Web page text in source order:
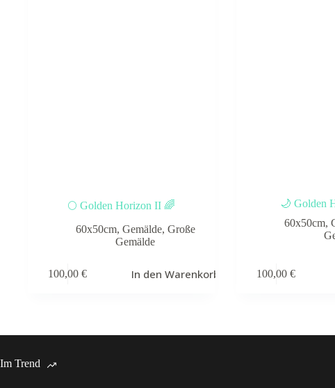
🌕 Golden Horizon II 🌈
60x50cm, Gemälde, Große
Gemälde
100,00€ In den Warenkorb
🌙 Golden
60x50cm,
100,00€
Im Trend